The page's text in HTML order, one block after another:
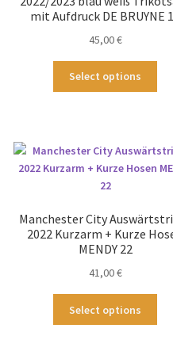
mit Aufdruck DE BRUYNE
45,00€
Select options
Die
der
Manchester City
2022 Kurzarm + Kurze
MENDY 22
41,00€
Select options